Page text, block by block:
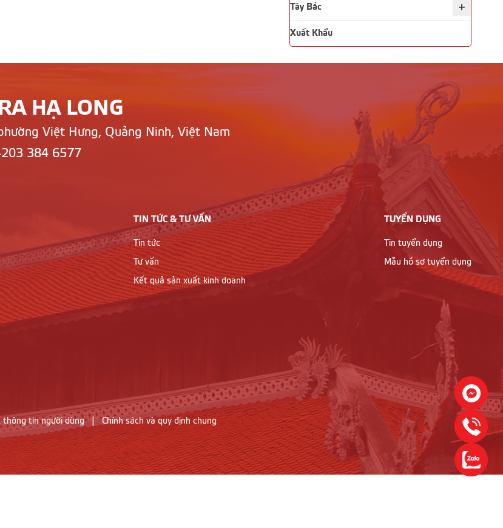
Tây Bắc +
Xuất Khẩu
HẠ LONG
Việt Hưng, Quảng Ninh, Việt Nam
384 6577
TIN TỨC & TƯ VẤN
Tin tức
Tư vấn
Kết quả sản xuất kinh doanh
TUYỂN DỤNG
Tin tuyển dụng
Mẫu hồ sơ tuyển dụng
thông tin người dùng|Chính sách và quy định chung